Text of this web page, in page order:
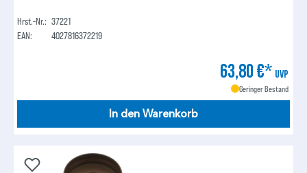
Hrst.-Nr.: 37221
EAN:
4027816372219
63,80 €* UVP
Geringer Bestand
In den Warenkorb